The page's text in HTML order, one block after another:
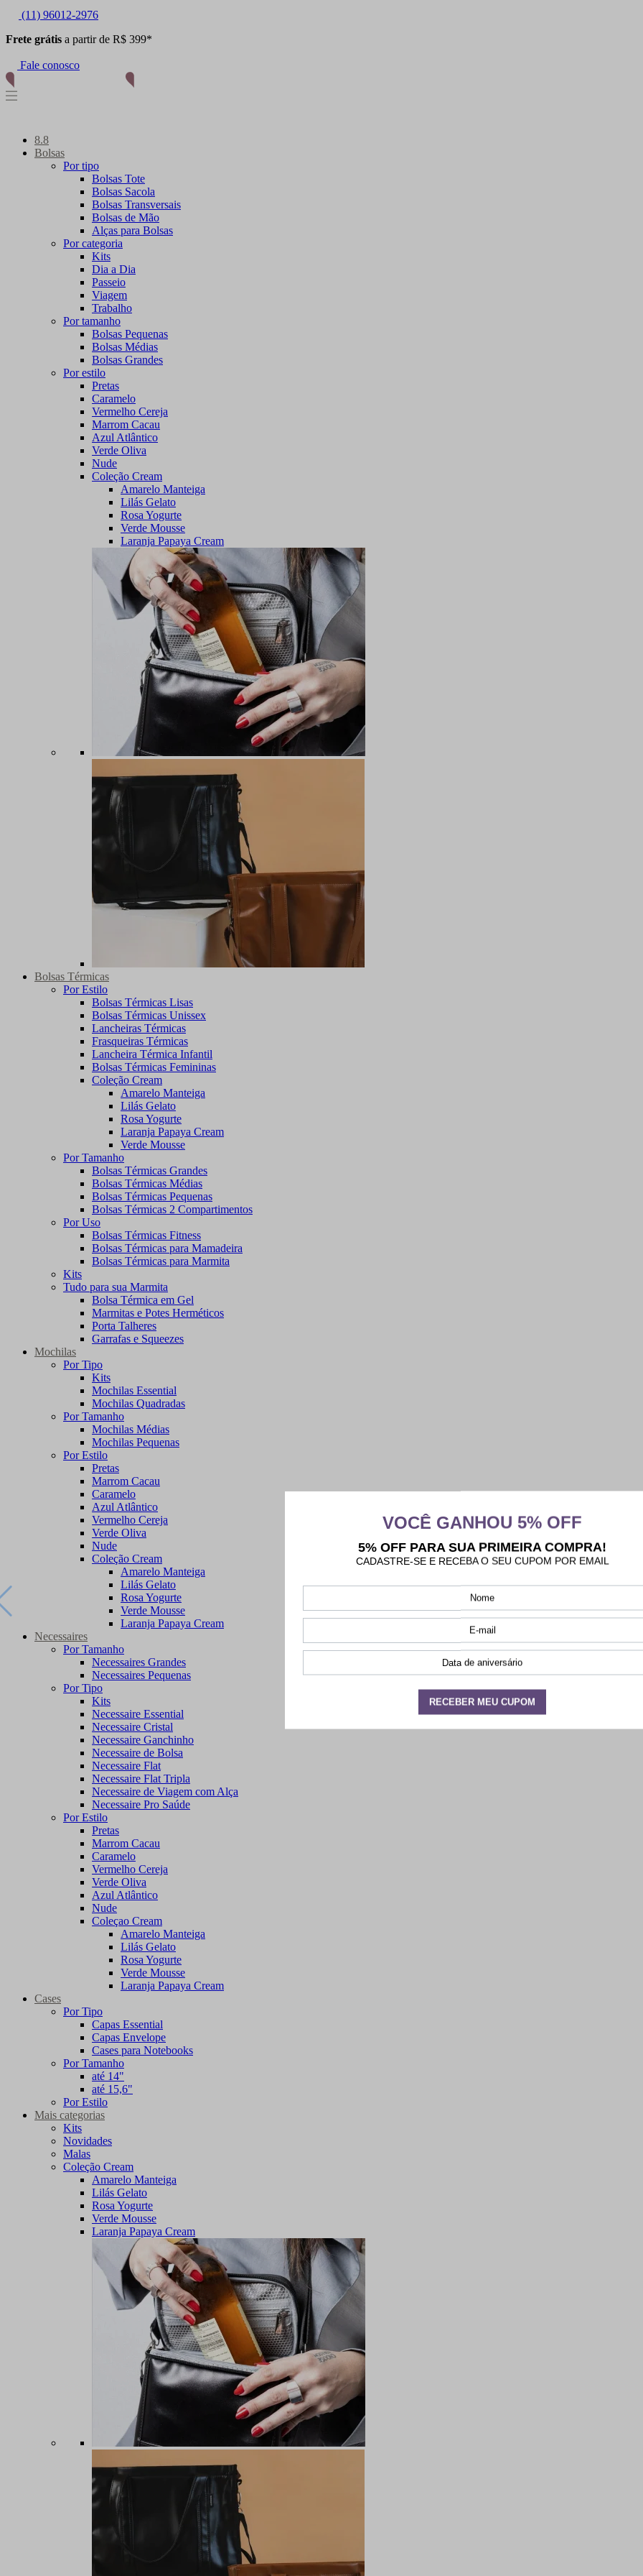
(11) 96012-2976
Frete grátis a partir de R$ 399*
Fale conosco
8.8
Bolsas
Por tipo
Bolsas Tote
Bolsas Sacola
Bolsas Transversais
Bolsas de Mão
Alças para Bolsas
Por categoria
Kits
Dia a Dia
Passeio
Viagem
Trabalho
Por tamanho
Bolsas Pequenas
Bolsas Médias
Bolsas Grandes
Por estilo
Pretas
Caramelo
Vermelho Cereja
Marrom Cacau
Azul Atlântico
Verde Oliva
Nude
Coleção Cream
Amarelo Manteiga
Lilás Gelato
Rosa Yogurte
Verde Mousse
Laranja Papaya Cream
Bolsas Térmicas
Por Estilo
Bolsas Térmicas Lisas
Bolsas Térmicas Unissex
Lancheiras Térmicas
Frasqueiras Térmicas
Lancheira Térmica Infantil
Bolsas Térmicas Femininas
Coleção Cream
Amarelo Manteiga
Lilás Gelato
Rosa Yogurte
Laranja Papaya Cream
Verde Mousse
Por Tamanho
Bolsas Térmicas Grandes
Bolsas Térmicas Médias
Bolsas Térmicas Pequenas
Bolsas Térmicas 2 Compartimentos
Por Uso
Bolsas Térmicas Fitness
Bolsas Térmicas para Mamadeira
Bolsas Térmicas para Marmita
Kits
Tudo para sua Marmita
Bolsa Térmica em Gel
Marmitas e Potes Herméticos
Porta Talheres
Garrafas e Squeezes
Mochilas
Por Tipo
Kits
Mochilas Essential
Mochilas Quadradas
Por Tamanho
Mochilas Médias
Mochilas Pequenas
Por Estilo
Pretas
Marrom Cacau
Caramelo
Azul Atlântico
Vermelho Cereja
Verde Oliva
Nude
Coleção Cream
Amarelo Manteiga
Lilás Gelato
Rosa Yogurte
Verde Mousse
Laranja Papaya Cream
Necessaires
Por Tamanho
Necessaires Grandes
Necessaires Pequenas
Por Tipo
Kits
Necessaire Essential
Necessaire Cristal
Necessaire Ganchinho
Necessaire de Bolsa
Necessaire Flat
Necessaire Flat Tripla
Necessaire de Viagem com Alça
Necessaire Pro Saúde
Por Estilo
Pretas
Marrom Cacau
Caramelo
Vermelho Cereja
Verde Oliva
Azul Atlântico
Nude
Coleçao Cream
Amarelo Manteiga
Lilás Gelato
Rosa Yogurte
Verde Mousse
Laranja Papaya Cream
Cases
Por Tipo
Capas Essential
Capas Envelope
Cases para Notebooks
Por Tamanho
até 14"
até 15,6"
Por Estilo
Mais categorias
Kits
Novidades
Malas
Coleção Cream
Amarelo Manteiga
Lilás Gelato
Rosa Yogurte
Verde Mousse
Laranja Papaya Cream